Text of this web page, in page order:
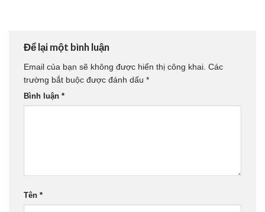
Để lại một bình luận
Email của bạn sẽ không được hiển thị công khai. Các
trường bắt buộc được đánh dấu *
Bình luận *
Tên *